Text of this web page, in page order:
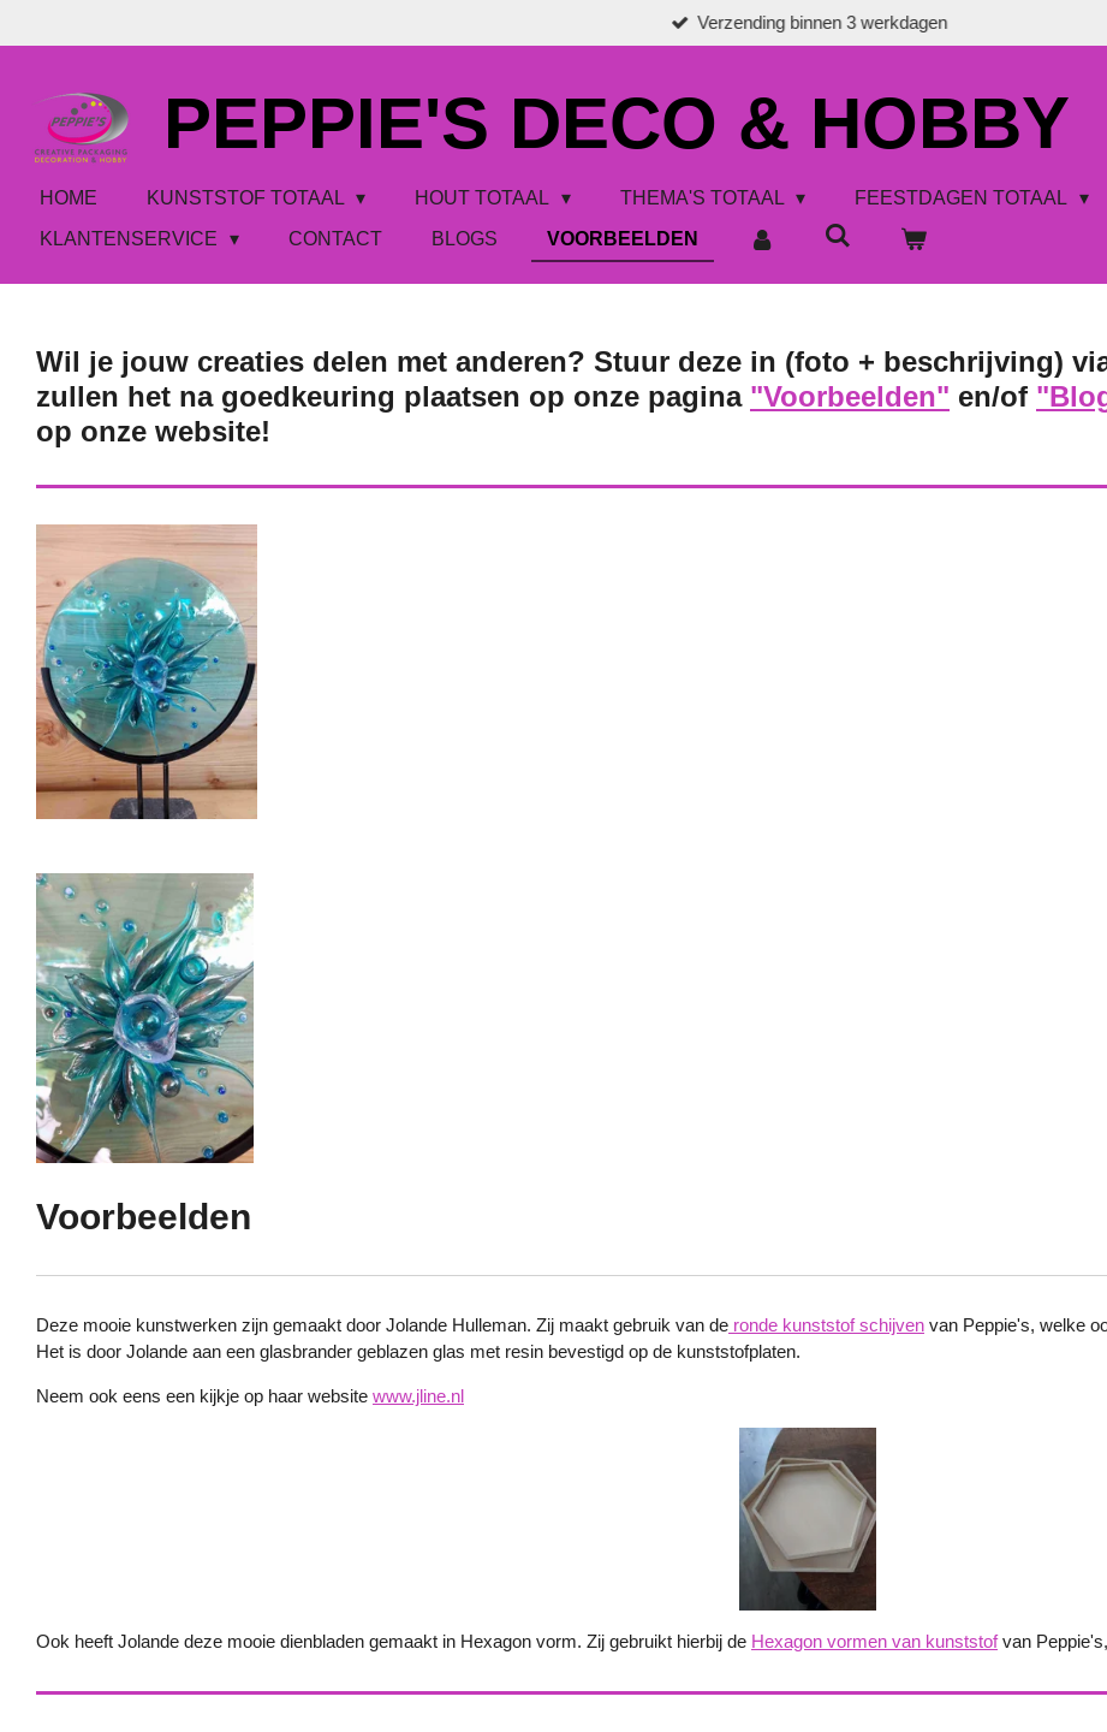
direct
hoofdinhoud
Verzending binnen 3 werkdagen
PEPPIE'S DECO & HOBBY
HOME KUNSTSTOF TOTAAL HOUT TOTAAL THEMA'S TOTAAL FEESTDAGEN TOTAAL
KLANTENSERVICE
CONTACT BLOGS VOORBEELDEN
Wil je jouw creaties delen met anderen? Stuur deze in (foto + beschrijving)
zullen het na goedkeuring plaatsen op onze pagina "Voorbeelden" en/of
op onze website!
Voorbeelden
Deze mooie kunstwerken zijn gemaakt door Jolande Hulleman. Zij maakt gebruik van de ronde kunststof schijven van Peppie's, welke
Het is door Jolande aan een glasbrander geblazen glas met resin bevestigd op de kunststofplaten.
Neem ook eens een kijkje op haar website www.jline.nl
Ook heeft Jolande deze mooie dienbladen gemaakt in Hexagon vorm. Zij gebruikt hierbij de Hexagon vormen van kunststofvan